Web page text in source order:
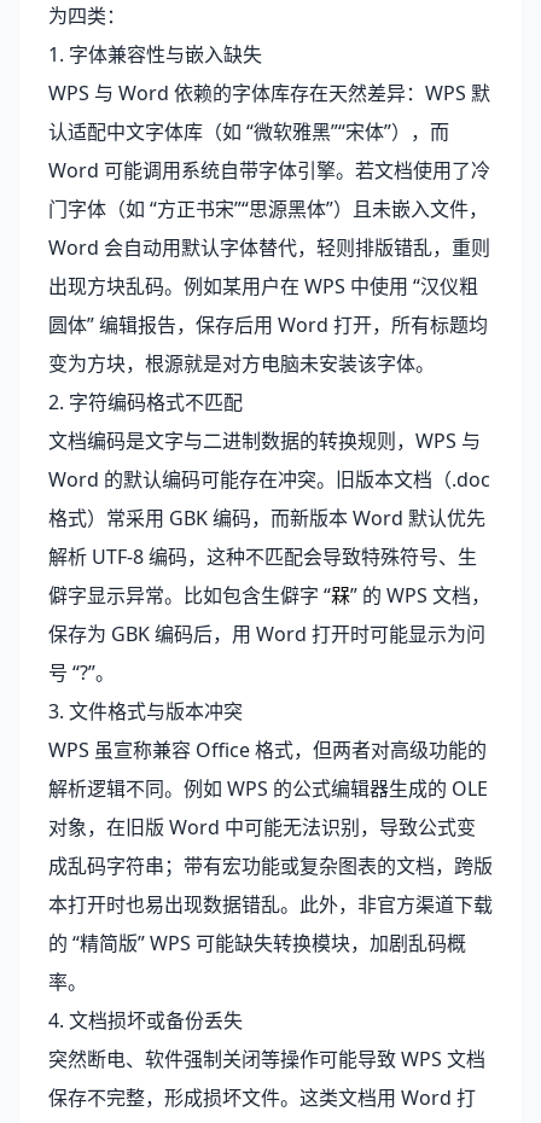
为四类：
1. 字体兼容性与嵌入缺失
WPS 与 Word 依赖的字体库存在天然差异：WPS 默
认适配中文字体库（如 “微软雅黑”“宋体”），而
Word 可能调用系统自带字体引擎。若文档使用了冷
门字体（如 “方正书宋”“思源黑体”）且未嵌入文件，
Word 会自动用默认字体替代，轻则排版错乱，重则
出现方块乱码。例如某用户在 WPS 中使用 “汉仪粗
圆体” 编辑报告，保存后用 Word 打开，所有标题均
变为方块，根源就是对方电脑未安装该字体。
2. 字符编码格式不匹配
文档编码是文字与二进制数据的转换规则，WPS 与
Word 的默认编码可能存在冲突。旧版本文档（.doc
格式）常采用 GBK 编码，而新版本 Word 默认优先
解析 UTF-8 编码，这种不匹配会导致特殊符号、生
僻字显示异常。比如包含生僻字 “槑” 的 WPS 文档，
保存为 GBK 编码后，用 Word 打开时可能显示为问
号 “?”。
3. 文件格式与版本冲突
WPS 虽宣称兼容 Office 格式，但两者对高级功能的
解析逻辑不同。例如 WPS 的公式编辑器生成的 OLE
对象，在旧版 Word 中可能无法识别，导致公式变
成乱码字符串；带有宏功能或复杂图表的文档，跨版
本打开时也易出现数据错乱。此外，非官方渠道下载
的 “精简版” WPS 可能缺失转换模块，加剧乱码概
率。
4. 文档损坏或备份丢失
突然断电、软件强制关闭等操作可能导致 WPS 文档
保存不完整，形成损坏文件。这类文档用 Word 打